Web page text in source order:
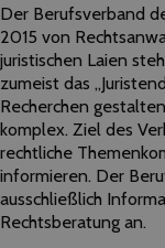
Der Berufsverband
2015 von
juristischen Laien
zumeist das
Recherchen
komplex. Ziel des
rechtliche
informieren. Der
ausschließlich
Rechtsberatung an.